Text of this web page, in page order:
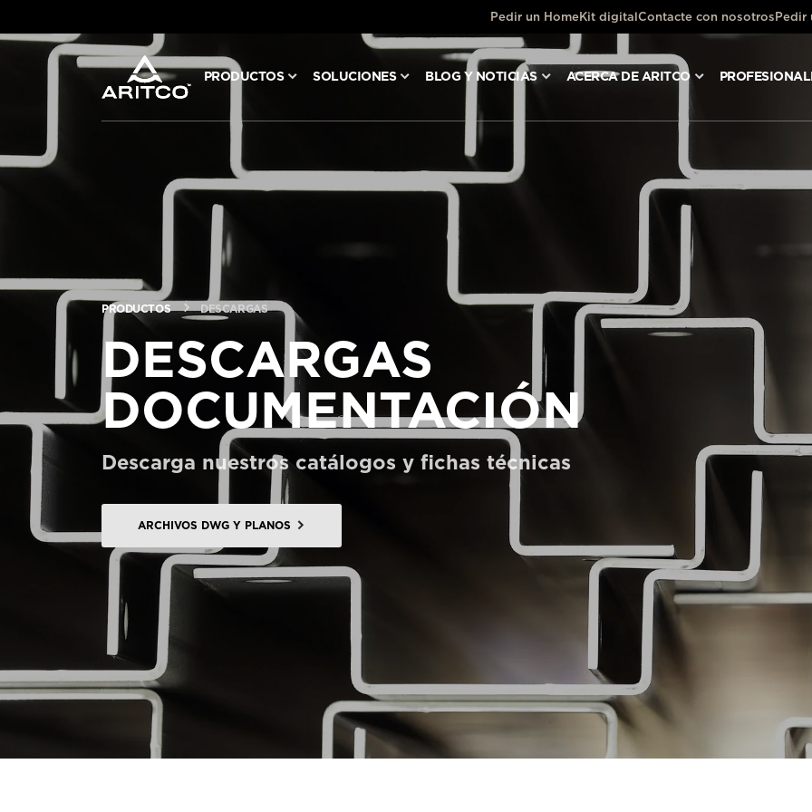
Pedir un HomeKit digitalContacte con nosotros Pedir
PRODUCTOS SOLUCIONES BLOG Y NOTICIAS ACERCA DE ARITCO
PRODUCTOS
SOLUCIONES
ACERCA DE ARITCO
PROFESIONALES
Pedir un HomeKit digital
Contacte con nosotros
Pedir una estimación de precio
Newsletter Registráte
PRODUCTOS DESCARGAS
DESCARGAS
DOCUMENTACIÓN
Descarga nuestros catálogos y fichas técnicas
ARCHIVOS DWG Y PLANOS